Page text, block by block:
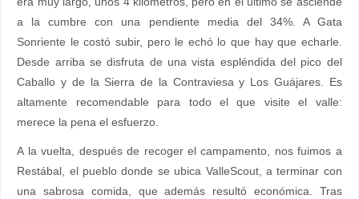
a la cumbre con una pendiente media del 34%. A Gata
Sonriente le costó subir, pero le echó lo que hay que echarle.
Desde arriba se disfruta de una vista espléndida del pico del
Caballo y de la Sierra de la Contraviesa y Los Guájares. Es
altamente recomendable para todo el que visite el valle:
merece la pena el esfuerzo.
A la vuelta, después de recoger el campamento, nos fuimos a
Restábal, el pueblo donde se ubica ValleScout, a terminar con
una sabrosa comida, que además resultó económica. Tras